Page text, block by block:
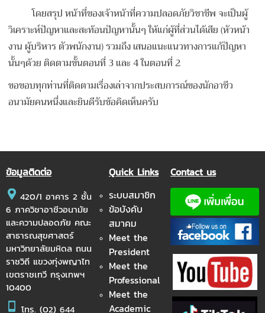
โดยสรุป หน้าที่ของเจ้าหน้าที่ความปลอดภัยวิชาชีพ จะเป็นผู้
วิเคราะห์ปัญหาและสะท้อนปัญหานั้นๆ ให้แก่ผู้ที่ส่วนได้เสีย (หัวหน้า
งาน ผู้บริหาร ตัวพนักงาน) รวมถึง เสนอแนะแนวทางการแก้ปัญหา
นั้นๆด้วย ติดตามขั้นตอนที่ 3 และ 4 ในตอนที่ 2
ขอขอบทุกท่านที่ติดตามเรื่องเล่าจากประสบการณ์ของนักอาชีว
อนามัยคนหนึ่งและยินดีรับข้อคิดเห็นครับ
ข้อมูลติดต่อ
420/1 อาคาร 2 ชั้น
6 ภาควิชาอาชีวอนามัย
และความปลอดภัย คณะ
สาธารณสุขศาสตร์
มหาวิทยาลัยมหิดล ถนน
ราชวิถี แขวงทุ่งพญาไท
เขตราชเทวี กรุงเทพฯ
10400
โทร. (02) 644
Quick Links
ระบบสมาชิก
ข้อบังคับ
สมาคม
Meet the
President
Meet the
Professional
Meet the
Academic
Contact us